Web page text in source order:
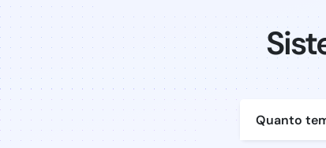
Quanto